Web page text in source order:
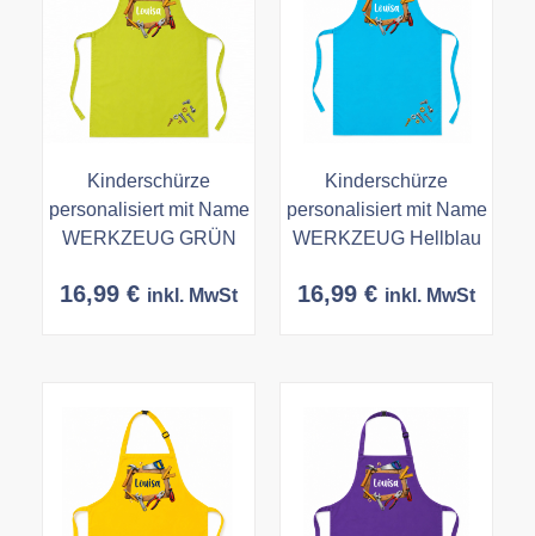
Kinderschürze
personalisiert mit Name
WERKZEUG GRÜN
16,99 € inkl. MwSt
Kinderschürze
personalisiert mit Name
WERKZEUG Hellblau
16,99 € inkl. MwSt